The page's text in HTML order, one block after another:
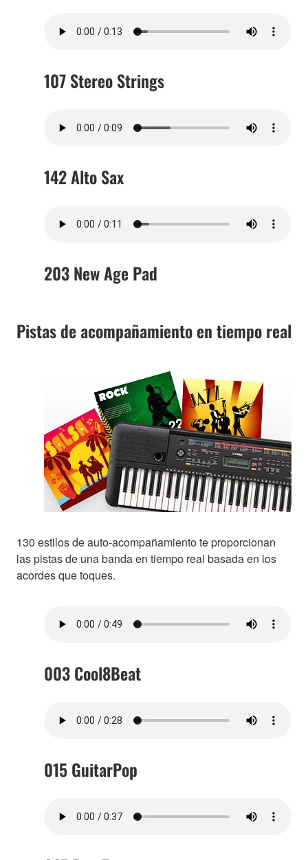
107 Stereo Strings
142 Alto Sax
203 New Age Pad
Pistas de acompañamiento en tiempo real
130 estilos de auto-acompañamiento te proporcionan
las pistas de una banda en tiempo real basada en los
acordes que toques.
003 Cool8Beat
015 GuitarPop